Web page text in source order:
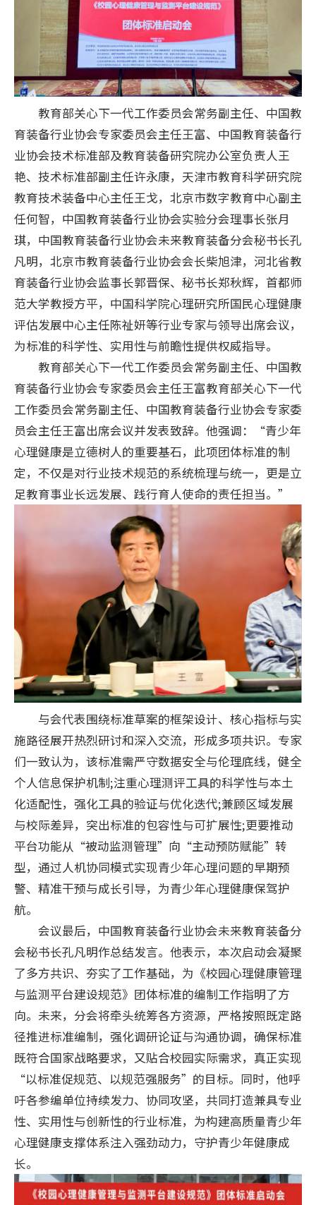
教育部关心下一代工作委员会常务副主任、中国教
育装备行业协会专家委员会主任王富、中国教育装备行
业协会技术标准部及教育装备研究院办公室负责人王
艳、技术标准部副主任许永康，天津市教育科学研究院
教育技术装备中心主任王戈，北京市数字教育中心副主
任何智，中国教育装备行业协会实验分会理事长张月
琪，中国教育装备行业协会未来教育装备分会秘书长孔
凡明，北京市教育装备行业协会会长柴旭津，河北省教
育装备行业协会监事长郭晋保、秘书长郑秋辉，首都师
范大学教授方平，中国科学院心理研究所国民心理健康
评估发展中心主任陈祉妍等行业专家与领导出席会议，
为标准的科学性、实用性与前瞻性提供权威指导。
教育部关心下一代工作委员会常务副主任、中国教
育装备行业协会专家委员会主任王富教育部关心下一代
工作委员会常务副主任、中国教育装备行业协会专家委
员会主任王富出席会议并发表致辞。他强调：“青少年
心理健康是立德树人的重要基石，此项团体标准的制
定，不仅是对行业技术规范的系统梳理与统一，更是立
足教育事业长远发展、践行育人使命的责任担当。”
与会代表围绕标准草案的框架设计、核心指标与实
施路径展开热烈研讨和深入交流，形成多项共识。专家
们一致认为，该标准需严守数据安全与伦理底线，健全
个人信息保护机制;注重心理测评工具的科学性与本土
化适配性，强化工具的验证与优化迭代;兼顾区域发展
与校际差异，突出标准的包容性与可扩展性;更要推动
平台功能从“被动监测管理”向“主动预防赋能”转
型，通过人机协同模式实现青少年心理问题的早期预
警、精准干预与成长引导，为青少年心理健康保驾护
航。
会议最后，中国教育装备行业协会未来教育装备分
会秘书长孔凡明作总结发言。他表示，本次启动会凝聚
了多方共识、夯实了工作基础，为《校园心理健康管理
与监测平台建设规范》团体标准的编制工作指明了方
向。未来，分会将牵头统筹各方资源，严格按照既定路
径推进标准编制，强化调研论证与沟通协调，确保标准
既符合国家战略要求，又贴合校园实际需求，真正实现
“以标准促规范、以规范强服务”的目标。同时，他呼
吁各参编单位持续发力、协同攻坚，共同打造兼具专业
性、实用性与创新性的行业标准，为构建高质量青少年
心理健康支撑体系注入强劲动力，守护青少年健康成
长。